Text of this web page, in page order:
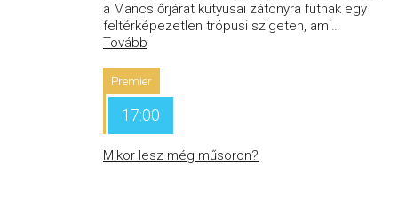
a Mancs őrjárat kutyusai zátonyra futnak egy
feltérképezetlen trópusi szigeten, ami…
Tovább
Premier
17:00
Mikor lesz még műsoron?